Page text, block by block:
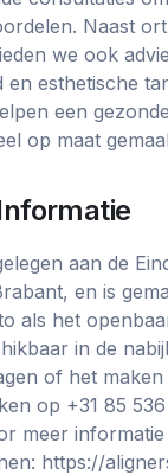
Naast
we ook
en esthetische
een
op maat
aan de
en is
als het
in de
of het
op +31 85
meer
https://